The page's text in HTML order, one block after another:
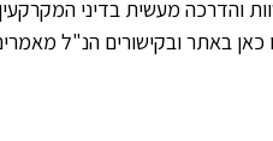
והדרכה מעשית בדיני
כאן באתר ובקישורים הנ"ל